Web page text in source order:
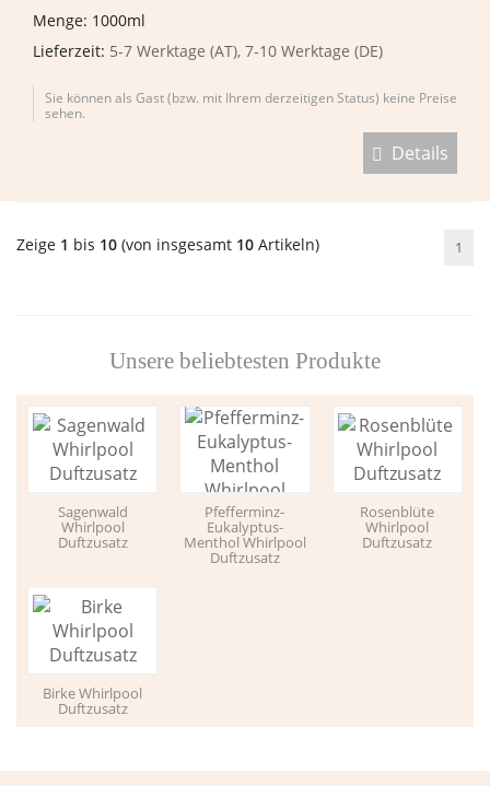
Menge: 1000ml
Lieferzeit: 5-7 Werktage (AT), 7-10 Werktage (DE)
Sie können als Gast (bzw. mit Ihrem derzeitigen Status) keine Preise
sehen.
Details
Zeige 1 bis 10 (von insgesamt 10 Artikeln) 1
Unsere beliebtesten Produkte
Sagenwald
Whirlpool
Duftzusatz
Pfefferminz-
Eukalyptus-
Menthol Whirlpool
Duftzusatz
Rosenblüte
Whirlpool
Duftzusatz
Birke Whirlpool
Duftzusatz